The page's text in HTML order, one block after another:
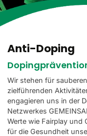
Anti-Doping
Wir stehen für
zielführenden
engagieren uns in der
Netzwerkes
Werte wie Fairplay und
für die Gesundheit
Sport
Prävention vor
Nachhaltigkeit
Good Governance
Anti-Rassismus
Inklusion